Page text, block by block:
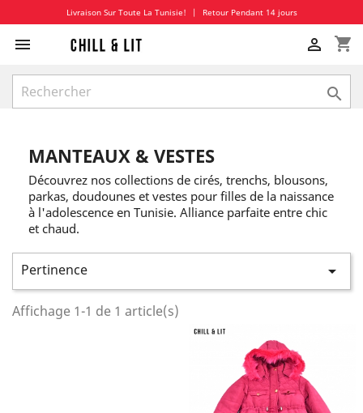
Livraison Sur Toute La Tunisie! | Retour Pendant 14 jours
 shopping_cart


MANTEAUX & VESTES
Découvrez nos collections de cirés, trenchs, blousons,
parkas, doudounes et vestes pour filles de la naissance
à l'adolescence en Tunisie. Alliance parfaite entre chic
et chaud.
Pertinence 
Affichage 1-1 de 1 article(s)